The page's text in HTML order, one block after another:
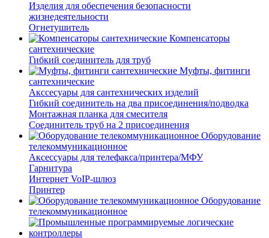
Изделия для обеспечения безопасности
жизнедеятельности
Огнетушитель
Компенсаторы
сантехнические
Гибкий соединитель для труб
Муфты, фитинги
сантехнические
Акссесуары для сантехнических изделий
Гибкий соединитель на два присоединения/подводка
Монтажная планка для смесителя
Соединитель труб на 2 присоединения
Оборудование
телекоммуникационное
Аксессуары для телефакса/принтера/МФУ
Гарнитура
Интернет VoIP-шлюз
Принтер
Оборудование
телекоммуникационное